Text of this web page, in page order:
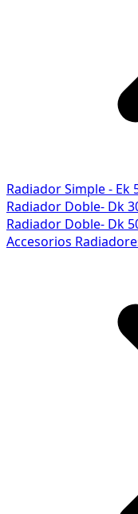
Radiador Simple - Ek
Radiador Doble- Dk
Radiador Doble- Dk
Accesorios